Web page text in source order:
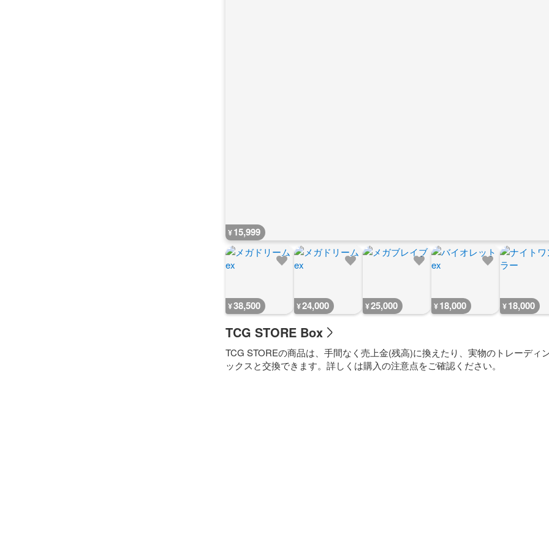
¥15,999
¥38,500 ¥24,000 ¥25,000 ¥18,000 ¥18,000
TCG STORE Box
TCG STOREの商品は、手間なく売上金(残高)に換えたり、実物のトレーディ
ックスと交換できます。詳しくは購入の注意点をご確認ください。